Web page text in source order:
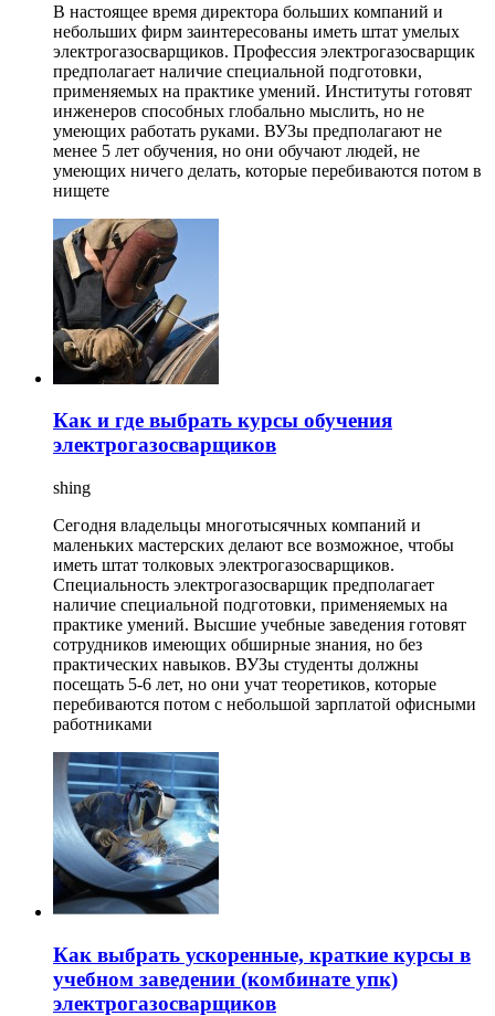
В настоящее время директора больших компаний и
небольших фирм заинтересованы иметь штат умелых
электрогазосварщиков. Профессия электрогазосварщик
предполагает наличие специальной подготовки,
применяемых на практике умений. Институты готовят
инженеров способных глобально мыслить, но не
умеющих работать руками. ВУЗы предполагают не
менее 5 лет обучения, но они обучают людей, не
умеющих ничего делать, которые перебиваются потом в
нищете
Как и где выбрать курсы обучения
электрогазосварщиков
shing
Сегодня владельцы многотысячных компаний и
маленьких мастерских делают все возможное, чтобы
иметь штат толковых электрогазосварщиков.
Специальность электрогазосварщик предполагает
наличие специальной подготовки, применяемых на
практике умений. Высшие учебные заведения готовят
сотрудников имеющих обширные знания, но без
практических навыков. ВУЗы студенты должны
посещать 5-6 лет, но они учат теоретиков, которые
перебиваются потом с небольшой зарплатой офисными
работниками
Как выбрать ускоренные, краткие курсы в
учебном заведении (комбинате упк)
электрогазосварщиков